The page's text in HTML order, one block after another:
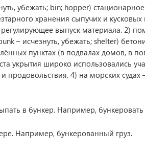
убежать; bin; hopper)
хранения сыпучих и кусковых
выпуск материала. 2)
– исчезнуть, убежать; shelter)
пунктах (в подвалах домов, в
укрытия широко использовались
продовольствия. 4) на морских
в бункер. Например, бункеровать
Например, бункерованный груз.